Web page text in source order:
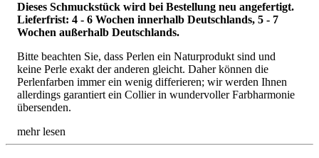
Dieses Schmuckstück wird bei Bestellung neu angefertigt.
Lieferfrist: 4 - 6 Wochen innerhalb Deutschlands, 5 - 7
Wochen außerhalb Deutschlands.
Bitte beachten Sie, dass Perlen ein Naturprodukt sind und
keine Perle exakt der anderen gleicht. Daher können die
Perlenfarben immer ein wenig differieren; wir werden Ihnen
allerdings garantiert ein Collier in wundervoller Farbharmonie
übersenden.
mehr lesen